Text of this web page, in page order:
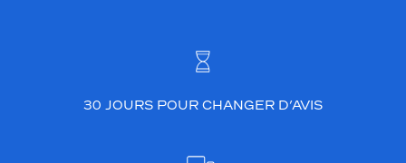
30 JOURS POUR CHANGER D’AVIS